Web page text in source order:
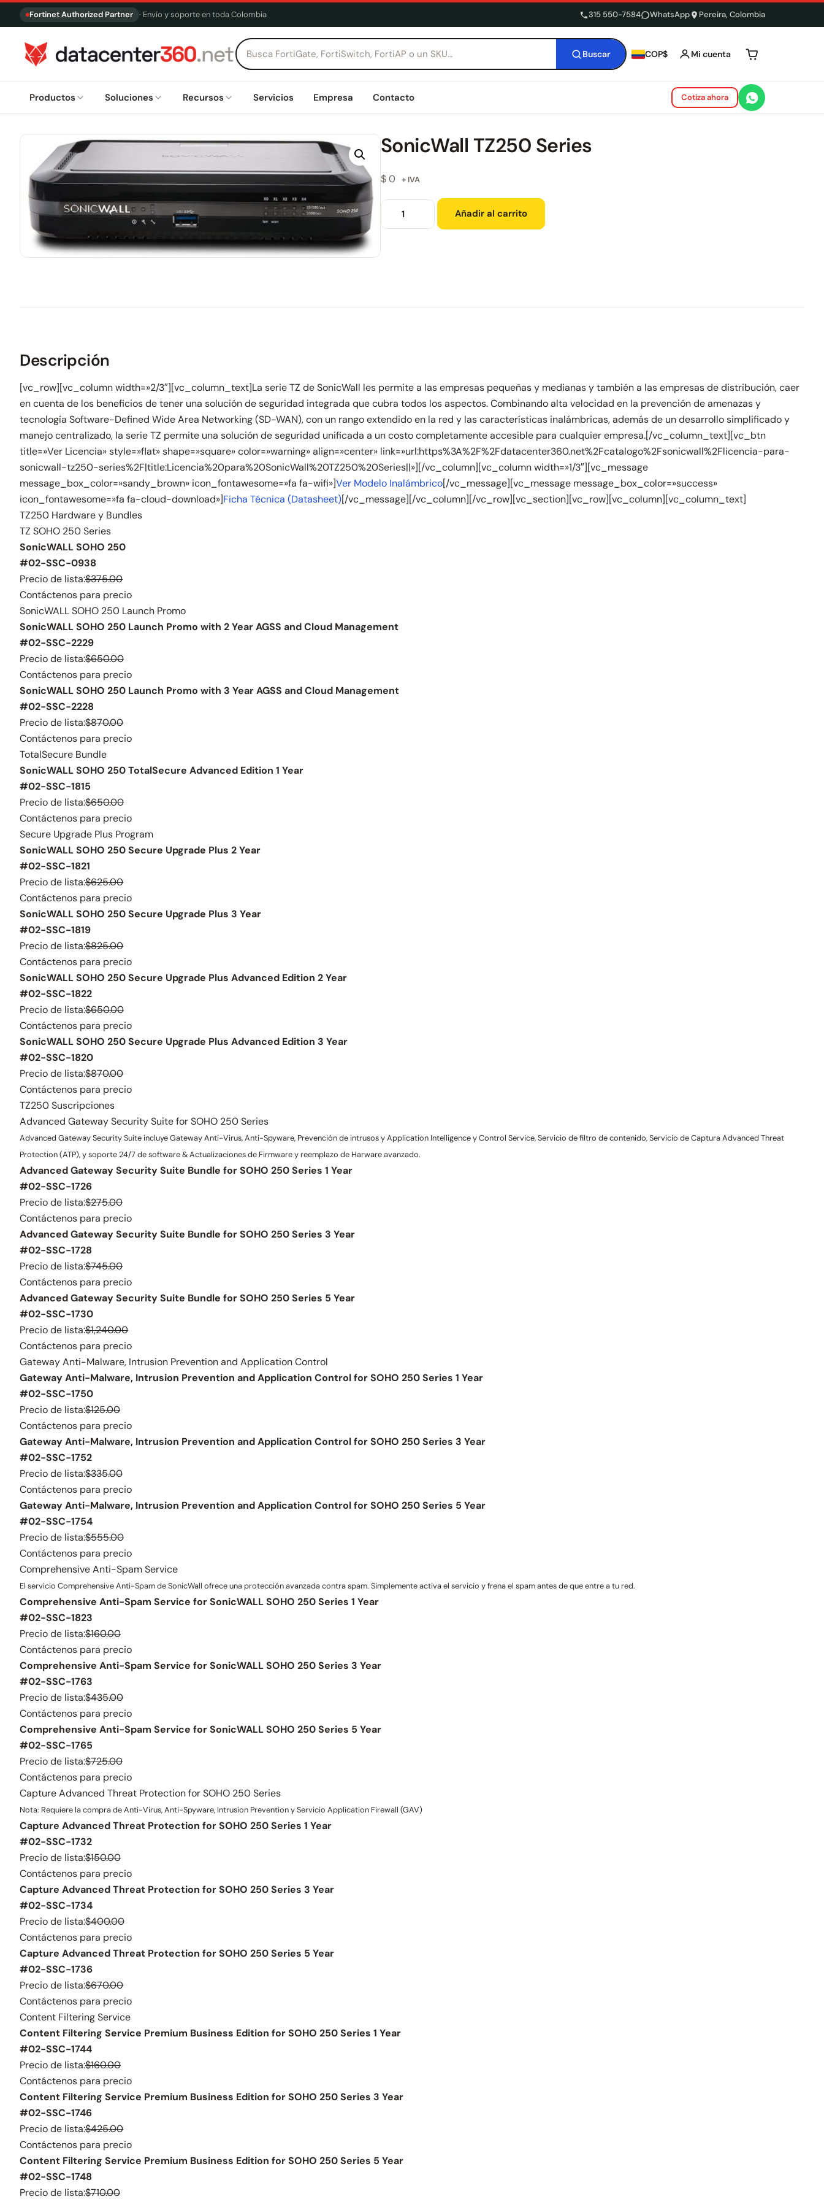
Fortinet Authorized Partner · Envío y soporte en toda Colombia 315 550-7584 WhatsApp Pereira, Colombia
Buscar COP$ Mi cuenta Tu carrito está
Productos Soluciones Recursos Servicios Empresa Contacto Cotiza ahora
SonicWall TZ250 Series
$0 + IVA
Añadir al carrito
Descripción
[vc_row][vc_column width=»2/3″][vc_column_text]La serie TZ de SonicWall les permite a las empresas pequeñas y medianas y también a las empresas de distribución, caer
en cuenta de los beneficios de tener una solución de seguridad integrada que cubra todos los aspectos. Combinando alta velocidad en la prevención de amenazas y
tecnología Software-Defined Wide Area Networking (SD-WAN), con un rango extendido en la red y las características inalámbricas, además de un desarrollo simplificado y
manejo centralizado, la serie TZ permite una solución de seguridad unificada a un costo completamente accesible para cualquier empresa.[/vc_column_text][vc_btn
title=»Ver Licencia» style=»flat» shape=»square» color=»warning» align=»center» link=»url:https%3A%2F%2Fdatacenter360.net%2Fcatalogo%2Fsonicwall%2Flicencia-para-
sonicwall-tz250-series%2F|title:Licencia%20para%20SonicWall%20TZ250%20Series||»][/vc_column][vc_column width=»1/3″][vc_message
message_box_color=»sandy_brown» icon_fontawesome=»fa fa-wifi»]Ver Modelo Inalámbrico[/vc_message][vc_message message_box_color=»success»
icon_fontawesome=»fa fa-cloud-download»]Ficha Técnica (Datasheet)[/vc_message][/vc_column][/vc_row][vc_section][vc_row][vc_column][vc_column_text]
TZ250 Hardware y Bundles
TZ SOHO 250 Series
SonicWALL SOHO 250
#02-SSC-0938
Precio de lista:$375.00
Contáctenos para precio
SonicWALL SOHO 250 Launch Promo
SonicWALL SOHO 250 Launch Promo with 2 Year AGSS and Cloud Management
#02-SSC-2229
Precio de lista:$650.00
Contáctenos para precio
SonicWALL SOHO 250 Launch Promo with 3 Year AGSS and Cloud Management
#02-SSC-2228
Precio de lista:$870.00
Contáctenos para precio
TotalSecure Bundle
SonicWALL SOHO 250 TotalSecure Advanced Edition 1 Year
#02-SSC-1815
Precio de lista:$650.00
Contáctenos para precio
Secure Upgrade Plus Program
SonicWALL SOHO 250 Secure Upgrade Plus 2 Year
#02-SSC-1821
Precio de lista:$625.00
Contáctenos para precio
SonicWALL SOHO 250 Secure Upgrade Plus 3 Year
#02-SSC-1819
Precio de lista:$825.00
Contáctenos para precio
SonicWALL SOHO 250 Secure Upgrade Plus Advanced Edition 2 Year
#02-SSC-1822
Precio de lista:$650.00
Contáctenos para precio
SonicWALL SOHO 250 Secure Upgrade Plus Advanced Edition 3 Year
#02-SSC-1820
Precio de lista:$870.00
Contáctenos para precio
TZ250 Suscripciones
Advanced Gateway Security Suite for SOHO 250 Series
Advanced Gateway Security Suite incluye Gateway Anti-Virus, Anti-Spyware, Prevención de intrusos y Application Intelligence y Control Service, Servicio de filtro de contenido, Servicio de Captura Advanced Threat
Protection (ATP), y soporte 24/7 de software & Actualizaciones de Firmware y reemplazo de Harware avanzado.
Advanced Gateway Security Suite Bundle for SOHO 250 Series 1 Year
#02-SSC-1726
Precio de lista:$275.00
Contáctenos para precio
Advanced Gateway Security Suite Bundle for SOHO 250 Series 3 Year
#02-SSC-1728
Precio de lista:$745.00
Contáctenos para precio
Advanced Gateway Security Suite Bundle for SOHO 250 Series 5 Year
#02-SSC-1730
Precio de lista:$1,240.00
Contáctenos para precio
Gateway Anti-Malware, Intrusion Prevention and Application Control
Gateway Anti-Malware, Intrusion Prevention and Application Control for SOHO 250 Series 1 Year
#02-SSC-1750
Precio de lista:$125.00
Contáctenos para precio
Gateway Anti-Malware, Intrusion Prevention and Application Control for SOHO 250 Series 3 Year
#02-SSC-1752
Precio de lista:$335.00
Contáctenos para precio
Gateway Anti-Malware, Intrusion Prevention and Application Control for SOHO 250 Series 5 Year
#02-SSC-1754
Precio de lista:$555.00
Contáctenos para precio
Comprehensive Anti-Spam Service
El servicio Comprehensive Anti-Spam de SonicWall ofrece una protección avanzada contra spam. Simplemente activa el servicio y frena el spam antes de que entre a tu red.
Comprehensive Anti-Spam Service for SonicWALL SOHO 250 Series 1 Year
#02-SSC-1823
Precio de lista:$160.00
Contáctenos para precio
Comprehensive Anti-Spam Service for SonicWALL SOHO 250 Series 3 Year
#02-SSC-1763
Precio de lista:$435.00
Contáctenos para precio
Comprehensive Anti-Spam Service for SonicWALL SOHO 250 Series 5 Year
#02-SSC-1765
Precio de lista:$725.00
Contáctenos para precio
Capture Advanced Threat Protection for SOHO 250 Series
Nota: Requiere la compra de Anti-Virus, Anti-Spyware, Intrusion Prevention y Servicio Application Firewall (GAV)
Capture Advanced Threat Protection for SOHO 250 Series 1 Year
#02-SSC-1732
Precio de lista:$150.00
Contáctenos para precio
Capture Advanced Threat Protection for SOHO 250 Series 3 Year
#02-SSC-1734
Precio de lista:$400.00
Contáctenos para precio
Capture Advanced Threat Protection for SOHO 250 Series 5 Year
#02-SSC-1736
Precio de lista:$670.00
Contáctenos para precio
Content Filtering Service
Content Filtering Service Premium Business Edition for SOHO 250 Series 1 Year
#02-SSC-1744
Precio de lista:$160.00
Contáctenos para precio
Content Filtering Service Premium Business Edition for SOHO 250 Series 3 Year
#02-SSC-1746
Precio de lista:$425.00
Contáctenos para precio
Content Filtering Service Premium Business Edition for SOHO 250 Series 5 Year
#02-SSC-1748
Precio de lista:$710.00